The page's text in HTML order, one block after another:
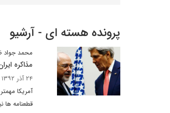
پرونده هسته ای - آرشیو
محمد جواد
مذاکره
۲۴ آذر ۱۳۹۲
آمریکا
قطعنامه ها